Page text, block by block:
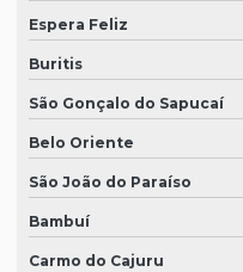
Espera Feliz
Buritis
São Gonçalo do Sapucaí
Belo Oriente
São João do Paraíso
Bambuí
Carmo do Cajuru